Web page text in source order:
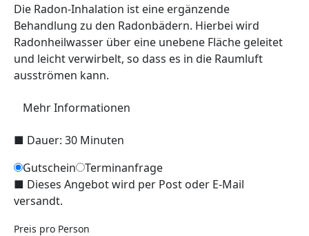
Die Radon-Inhalation ist eine ergänzende
Behandlung zu den Radonbädern. Hierbei wird
Radonheilwasser über eine unebene Fläche geleitet
und leicht verwirbelt, so dass es in die Raumluft
ausströmen kann.
Mehr Informationen
■ Dauer: 30 Minuten
Gutschein
Terminanfrage
■ Dieses Angebot wird per Post oder E-Mail
versandt.
Preis pro Person